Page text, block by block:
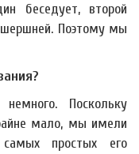
беседует, второй
шершней. Поэтому мы
Поскольку
мало, мы имели
простых его